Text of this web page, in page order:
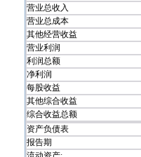
营业总收入
营业总成本
其他经营收益
营业利润
利润总额
净利润
每股收益
其他综合收益
综合收益总额
资产负债表
报告期